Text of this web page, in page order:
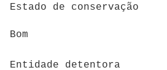
Estado de conservação
Bom
Entidade detentora